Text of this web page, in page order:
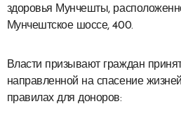
здоровья Мунчешты,
Мунчештское шоссе, 400.
Власти призывают граждан
направленной на спасение
правилах для доноров: